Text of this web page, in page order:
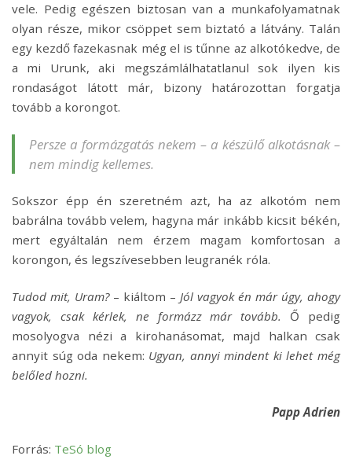
vele. Pedig egészen biztosan van a munkafolyamatnak
olyan része, mikor csöppet sem biztató a látvány. Talán
egy kezdő fazekasnak még el is tűnne az alkotókedve, de
a mi Urunk, aki megszámlálhatatlanul sok ilyen kis
rondaságot látott már, bizony határozottan forgatja
tovább a korongot.
Persze a formázgatás nekem – a készülő alkotásnak –
nem mindig kellemes.
Sokszor épp én szeretném azt, ha az alkotóm nem
babrálna tovább velem, hagyna már inkább kicsit békén,
mert egyáltalán nem érzem magam komfortosan a
korongon, és legszívesebben leugranék róla.
Tudod mit, Uram?– kiáltom – Jól vagyok én már úgy, ahogy
vagyok, csak kérlek, ne formázz már tovább.
Ő pedig
mosolyogva nézi a kirohanásomat, majd halkan csak
annyit súg oda nekem: Ugyan, annyi mindent ki lehet még
belőled hozni.
Papp Adrien
Forrás: TeSó blog